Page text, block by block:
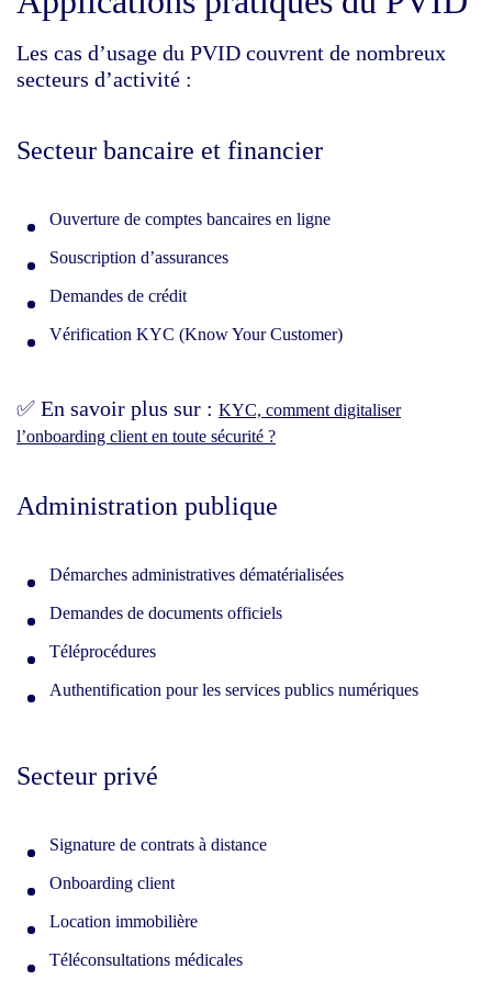
Les cas d’usage du PVID couvrent de nombreux
secteurs d’activité :
Secteur bancaire et financier
Ouverture de comptes bancaires en ligne
Souscription d’assurances
Demandes de crédit
Vérification KYC (Know Your Customer)
✅ En savoir plus sur : KYC, comment digitaliser
l’onboarding client en toute sécurité ?
Administration publique
Démarches administratives dématérialisées
Demandes de documents officiels
Téléprocédures
Authentification pour les services publics numériques
Secteur privé
Signature de contrats à distance
Onboarding client
Location immobilière
Téléconsultations médicales